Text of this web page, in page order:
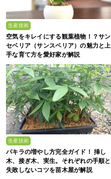
生産技術
空気をキレイにする観葉植物！？サン
セベリア（サンスベリア）の魅力と上
手な育て方を愛好家が解説
生産技術
パキラの増やし方完全ガイド！ 挿し
木、接ぎ木、実生。それぞれの手順と
失敗しないコツを苗木屋が解説